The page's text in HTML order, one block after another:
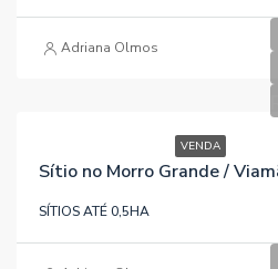
Adriana Olmos
VENDA
SÍTIOS ATÉ 0,5HA